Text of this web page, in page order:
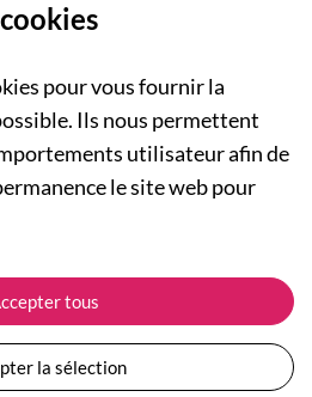
?
pour vous fournir la
Ils nous permettent
utilisateur afin de
le site web pour
tous
la sélection